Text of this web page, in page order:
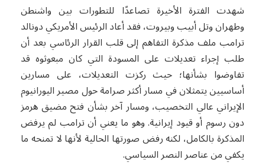
شهدت الفترة الأخيرة تصاعدًا للتطورات بين واشنطن
وطهران وتل أبيب وبيروت، فقد أعاد الرئيس الأمريكي دونالد
ترامب ملف مذكرة التفاهم إلى قلب القرار الرئاسي بعد أن
طلب إجراء تعديلات على المسودة التي كان مبعوثوه قد
تفاوضوا بشأنها؛ حيث ركزت التعديلات، على مسارين
أساسيين يتمثلان في مسار أكثر صرامة حول مصير اليورانيوم
الإيراني عالي التخصيب، ومسار آخر بشأن فتح مضيق هرمز
دون رسوم أو قيود إيرانية. وهو ما يعني أن ترامب لم يرفض
المذكرة بالكامل، لكنه رفض صورتها الحالية لأنها لا تمنحه ما
يكفي من عناصر النصر السياسي.